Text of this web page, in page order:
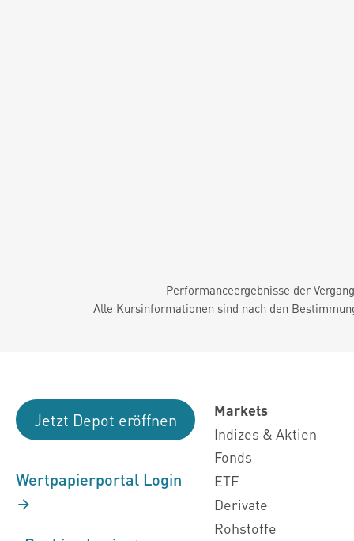
Performanceergebnisse der
Alle Kursinformationen sind nach den
Jetzt Depot eröffnen
Wertpapierportal Login
Markets
Indizes & Aktien
Fonds
ETF
Derivate
Rohstoffe